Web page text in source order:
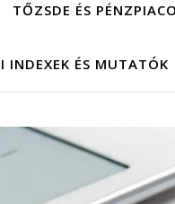
TŐZSDE ÉS
INDEXEK ÉS MUTATÓK